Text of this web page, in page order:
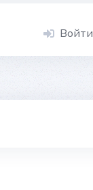
Войти